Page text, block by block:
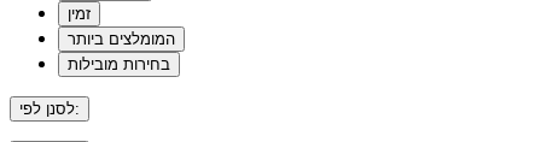
זמין
המומלצים ביותר
בחירות מובילות
לסנן לפי: